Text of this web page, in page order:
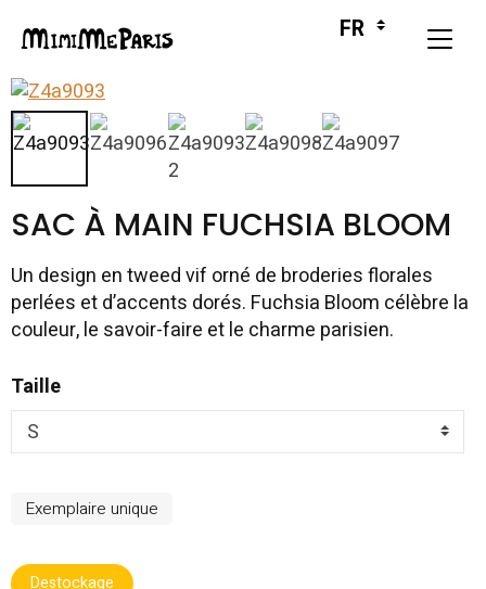
SAC À MAIN FUCHSIA BLOOM
Un design en tweed vif orné de broderies florales
perlées et d’accents dorés. Fuchsia Bloom célèbre la
couleur, le savoir-faire et le charme parisien.
Taille
Exemplaire unique
Destockage